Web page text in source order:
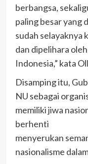
berbangsa,
paling besar yang
sudah selayaknya
dan dipelihara
Indonesia,” kata
Disamping itu,
NU sebagai
memiliki jiwa
berhenti
menyerukan
nasionalisme